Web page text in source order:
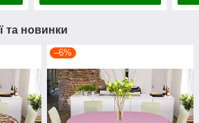
та новинки
–6%